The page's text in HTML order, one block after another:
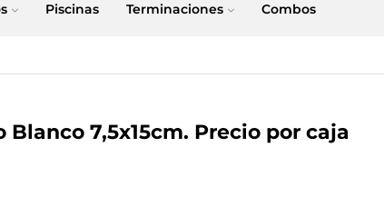
Piscinas Terminaciones Combos
7,5x15cm. Precio por caja